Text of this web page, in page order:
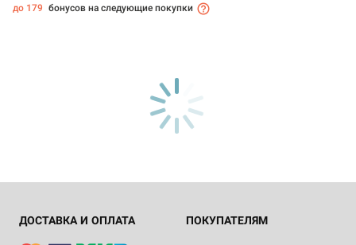
до 179 бонусов на следующие покупки
ДОСТАВКА И ОПЛАТА ПОКУПАТЕЛЯМ